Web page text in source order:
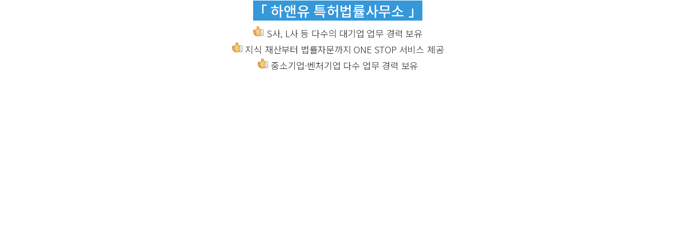
「 하앤유 특허법률사무소 」
S사, L사 등 다수의 대기업 업무 경력 보유
지식 재산부터 법률자문까지 ONE STOP 서비스 제공
중소기업·벤처기업 다수 업무 경력 보유